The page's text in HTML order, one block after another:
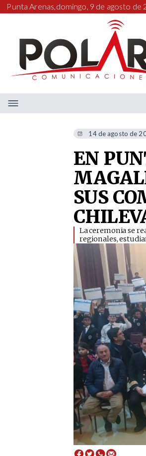
Punta Arenas,domingo, 9 de agosto de
14 de agosto de
EN
SUS
​La ceremonia se
regionales,